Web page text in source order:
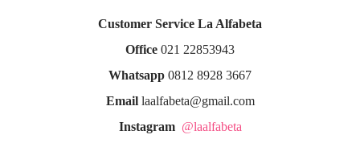
Customer Service La Alfabeta
Office 021 22853943
Whatsapp 0812 8928 3667
Emaillaalfabeta@gmail.com
Instagram @laalfabeta